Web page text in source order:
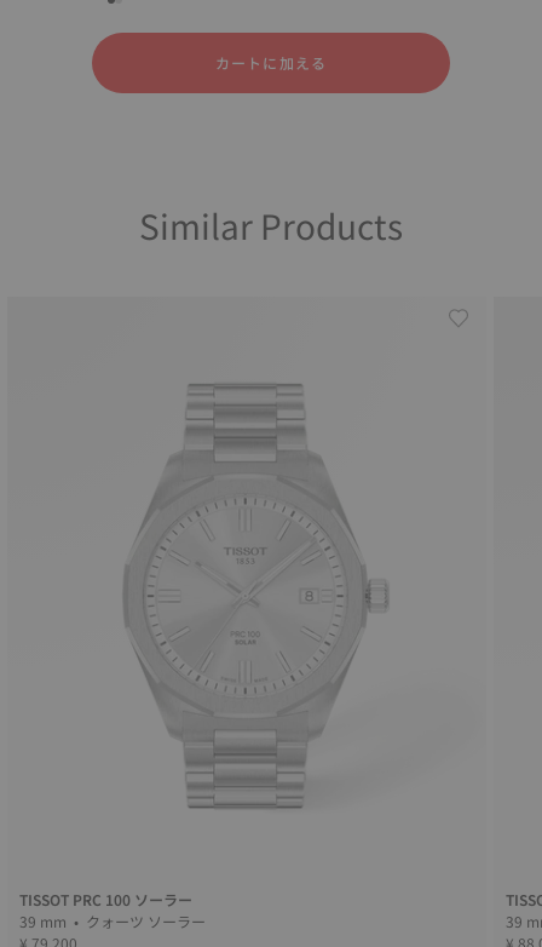
カートに加える
Similar Products
TISSOT PRC 100 ソーラー
39 mm • クォーツ ソーラー
¥ 79,200
¥